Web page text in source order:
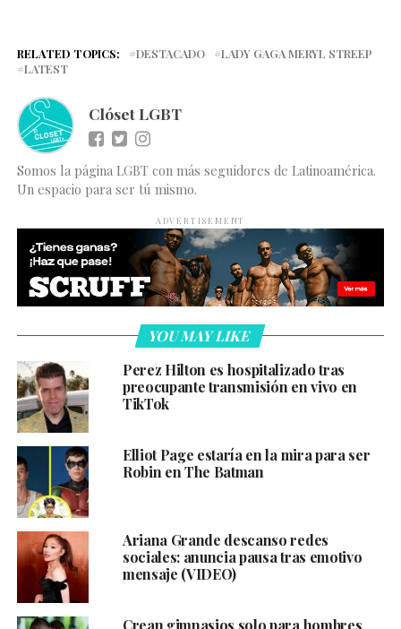
RELATED TOPICS: DESTACADO
LADY GAGA MERYL STREEP
LATEST
Clóset LGBT
Somos la página LGBT con más seguidores de Latinoamérica.
Un espacio para ser tú mismo.
ADVERTISEMENT
YOU MAY LIKE
Perez Hilton es hospitalizado tras
preocupante transmisión en vivo en
TikTok
Elliot Page estaría en la mira para ser
Robin en The Batman
Ariana Grande descanso redes
sociales: anuncia pausa tras emotivo
mensaje (VIDEO)